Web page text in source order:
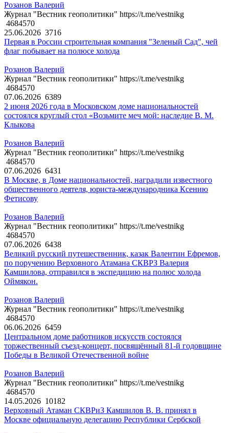
Розанов Валерий
Журнал "Вестник геополитики" https://t.me/vestnikg
4684570
25.06.2026 3716
Первая в России строительная компания "Зеленый Сад", чей
флаг побывает на полюсе холода
Розанов Валерий
Журнал "Вестник геополитики" https://t.me/vestnikg
4684570
07.06.2026 6389
2 июня 2026 года в Московском доме национальностей
состоялся круглый стол «Возьмите меч мой: наследие В. М.
Клыкова
Розанов Валерий
Журнал "Вестник геополитики" https://t.me/vestnikg
4684570
07.06.2026 6431
В Москве, в Доме национальностей, наградили известного
общественного деятеля, юриста-международника Ксению
Фетисову
Розанов Валерий
Журнал "Вестник геополитики" https://t.me/vestnikg
4684570
07.06.2026 6438
Великий русский путешественник, казак Валентин Ефремов,
по поручению Верховного Атамана СКВРЗ Валерия
Камшилова, отправился в экспедицию на полюс холода
Оймякон.
Розанов Валерий
Журнал "Вестник геополитики" https://t.me/vestnikg
4684570
06.06.2026 6459
Центральном доме работников искусств состоялся
торжественный съезд-концерт, посвящённый 81-й годовщине
Победы в Великой Отечественной войне
Розанов Валерий
Журнал "Вестник геополитики" https://t.me/vestnikg
4684570
14.05.2026 10182
Верховный Атаман СКВРиЗ Камшилов В. В. принял в
Москве официальную делегацию Республики Сербской